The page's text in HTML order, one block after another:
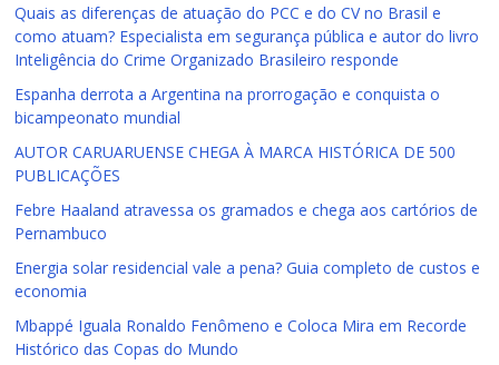
Quais as diferenças de atuação do PCC e do CV no Brasil e
como atuam? Especialista em segurança pública e autor do livro
Inteligência do Crime Organizado Brasileiro responde
Espanha derrota a Argentina na prorrogação e conquista o
bicampeonato mundial
AUTOR CARUARUENSE CHEGA À MARCA HISTÓRICA DE 500
PUBLICAÇÕES
Febre Haaland atravessa os gramados e chega aos cartórios de
Pernambuco
Energia solar residencial vale a pena? Guia completo de custos e
economia
Mbappé Iguala Ronaldo Fenômeno e Coloca Mira em Recorde
Histórico das Copas do Mundo